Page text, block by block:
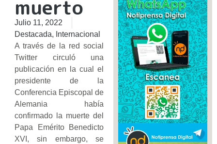
muerto
Julio 11, 2022
Destacada, Internacional
A través de la red social
Twitter circuló una
publicación en la cual el
presidente de la
Conferencia Episcopal de
Alemania había
confirmado la muerte del
Papa Emérito Benedicto
XVI, sin embargo, se